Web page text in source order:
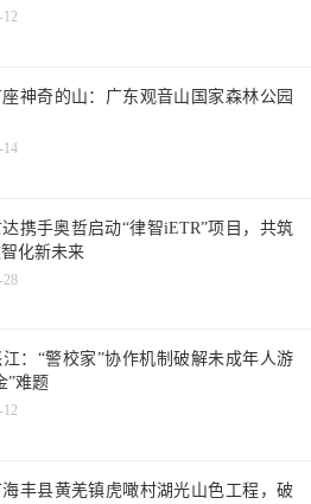
神奇的山：广东观音山国家森林公园
14
携手奥哲启动“律智iETR”项目，共筑
化新未来
28
：“警校家”协作机制破解未成年人游
”难题
丰县黄羌镇虎噉村湖光山色工程，破